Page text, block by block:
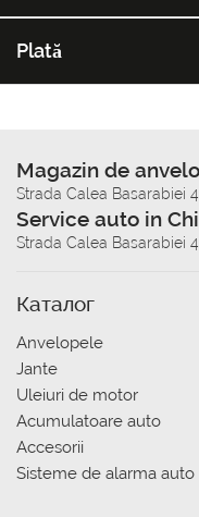
Plată
Magazin de
Strada Calea Basarabiei
Service auto in
Strada Calea Basarabiei
Каталог
Anvelopele
Jante
Uleiuri de motor
Acumulatoare auto
Accesorii
Sisteme de alarma auto